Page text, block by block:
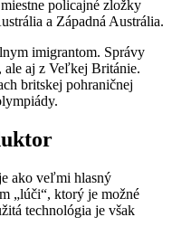
policajné zložky
a Západná Austrália.
imigrantom. Správy
ale aj z Veľkej Británie.
britskej pohraničnej
ako veľmi hlasný
„lúči“, ktorý je možné
technológia je však